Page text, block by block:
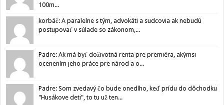
100m...
korbáč: A paralelne s tým, advokáti a sudcovia ak nebudú
postupovať v súlade so zákonom,...
Padre: Ak má byť doživotná renta pre premiéra, akýmsi
ocenením jeho práce pre národ a o...
Padre: Som zvedavý čo bude onedlho, keď prídu do dôchodku
"Husákove deti", to tu už ten...